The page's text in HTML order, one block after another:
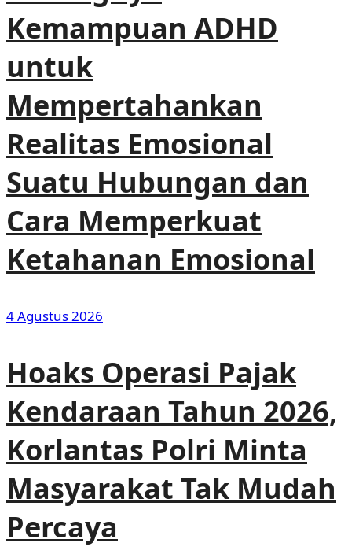
Kemampuan ADHD
untuk
Mempertahankan
Realitas Emosional
Suatu Hubungan dan
Cara Memperkuat
Ketahanan Emosional
4 Agustus 2026
Hoaks Operasi Pajak
Kendaraan Tahun 2026,
Korlantas Polri Minta
Masyarakat Tak Mudah
Percaya